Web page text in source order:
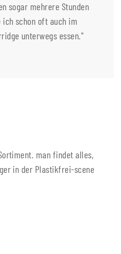
sogar mehrere Stunden
schon oft auch im
unterwegs essen."
man findet alles,
in der Plastikfrei-scene